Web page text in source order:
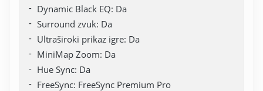
Dynamic Black EQ: Da
Surround zvuk: Da
Ultraširoki prikaz igre: Da
MiniMap Zoom: Da
Hue Sync: Da
FreeSync: FreeSync Premium Pro